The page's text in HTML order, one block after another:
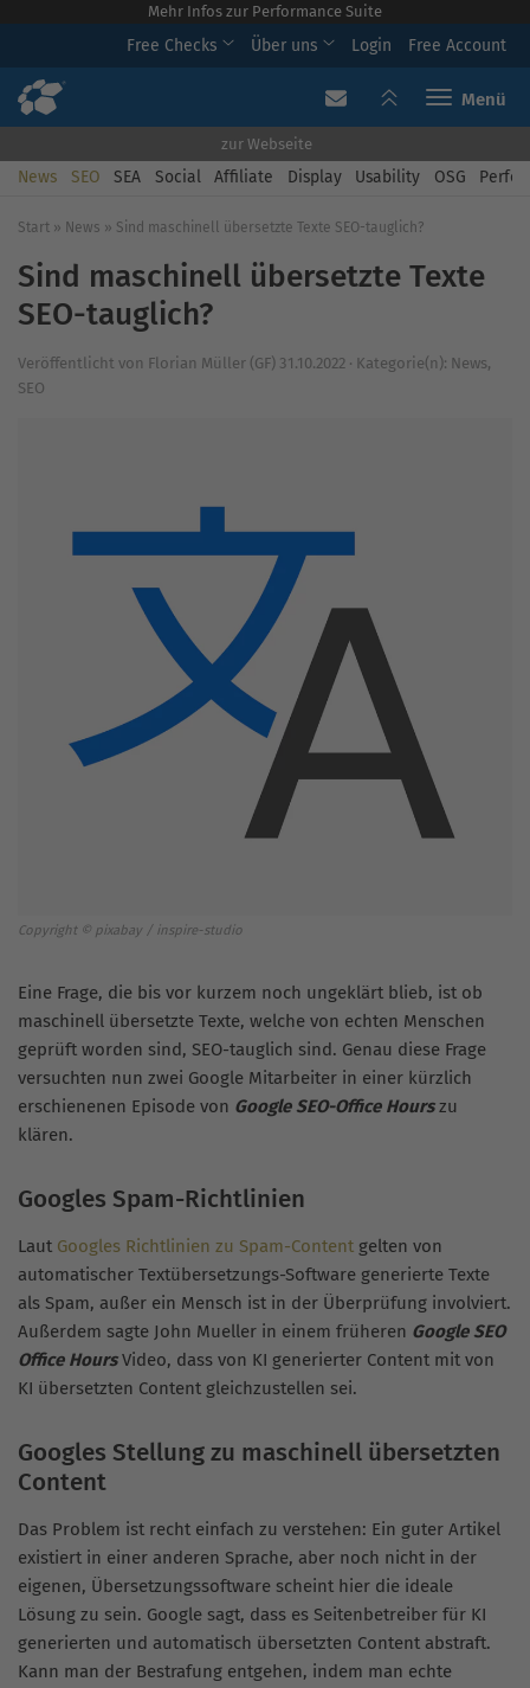
Mehr Infos zur Performance Suite
Free Checks Über uns Login Free Account
Toggle
zur Webseite
News SEO SEA Social Affiliate Display Usability OSG
Start » News » Sind maschinell übersetzte Texte SEO-tauglich?
Sind maschinell übersetzte Texte
SEO-tauglich?
Veröffentlicht von Florian Müller (GF) 31.10.2022 · Kategorie(n): News,
SEO
Copyright © pixabay / inspire-studio
Eine Frage, die bis vor kurzem noch ungeklärt blieb, ist ob
maschinell übersetzte Texte, welche von echten Menschen
geprüft worden sind, SEO-tauglich sind. Genau diese Frage
versuchten nun zwei Google Mitarbeiter in einer kürzlich
erschienenen Episode von Google SEO-Office Hourszu
klären.
Googles Spam-Richtlinien
Laut Googles Richtlinien zu Spam-Content gelten von
automatischer Textübersetzungs-Software generierte Texte
als Spam, außer ein Mensch ist in der Überprüfung involviert.
Außerdem sagte John Mueller in einem früheren Google SEO
Office HoursVideo, dass von KI generierter Content mit von
KI übersetzten Content gleichzustellen sei.
Googles Stellung zu maschinell übersetzten
Content
Das Problem ist recht einfach zu verstehen: Ein guter Artikel
existiert in einer anderen Sprache, aber noch nicht in der
eigenen, Übersetzungssoftware scheint hier die ideale
Lösung zu sein. Google sagt, dass es Seitenbetreiber für KI
generierten und automatisch übersetzten Content abstraft.
Kann man der Bestrafung entgehen, indem man echte